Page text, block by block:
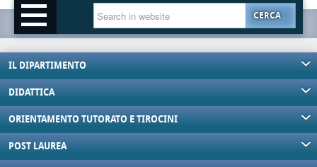
CERCA
IL DIPARTIMENTO
DIDATTICA
ORIENTAMENTO TUTORATO E TIROCINI
POST LAUREA